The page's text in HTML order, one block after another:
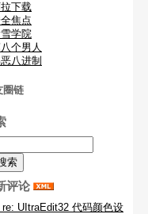
下载
焦点
学院
个男人
八进制
圈链
评论
re: UItraEdit32 代码颜色设